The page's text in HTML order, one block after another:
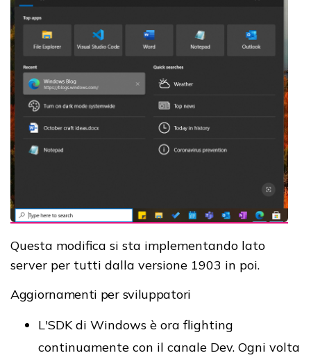
Questa modifica si sta implementando lato
server per tutti dalla versione 1903 in poi.
Aggiornamenti per sviluppatori
L'SDK di Windows è ora flighting
continuamente con il canale Dev. Ogni volta